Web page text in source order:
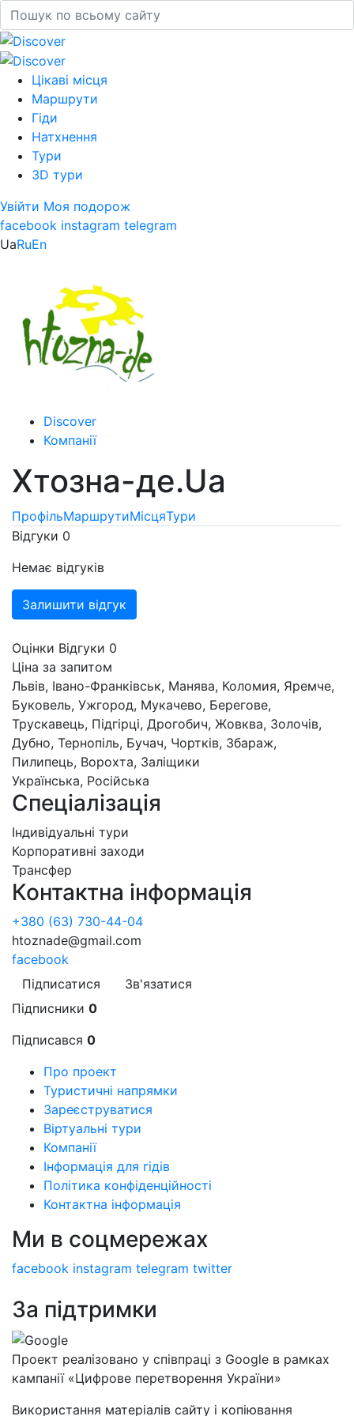
Цікаві місця
Маршрути
Гіди
Натхнення
Тури
3D тури
Увійти Моя подорож
facebook instagram telegram
UaRuEn
Discover
Компанії
Хтозна-де.Ua
ПрофільМаршрутиМісцяТури
Відгуки 0
Немає відгуків
Залишити відгук
Оцінки Відгуки 0
Ціна за запитом
Львів, Івано-Франківськ, Манява, Коломия, Яремче,
Буковель, Ужгород, Мукачево, Берегове,
Трускавець, Підгірці, Дрогобич, Жовква, Золочів,
Дубно, Тернопіль, Бучач, Чортків, Збараж,
Пилипець, Ворохта, Заліщики
Українська, Російська
Спеціалізація
Індивідуальні тури
Корпоративні заходи
Трансфер
Контактна інформація
+380 (63) 730-44-04
htoznade@gmail.com
facebook
Підписатися
Зв'язатися
Підписники 0
Підписався 0
Про проект
Туристичні напрямки
Зареєструватися
Віртуальні тури
Компанії
Інформація для гідів
Політика конфіденційності
Контактна інформація
Ми в соцмережах
facebook instagram telegram twitter
За підтримки
Проект реалізовано у співпраці з Google в рамках
кампанії «Цифрове перетворення України»
Використання матеріалів сайту і копіювання